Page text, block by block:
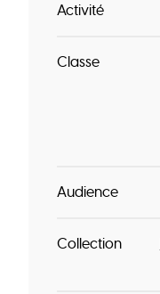
Activité
Classe
Audience
Collection